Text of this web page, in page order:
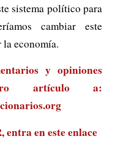
sistema político para
cambiar este
economía.
y opiniones
artículo a:
entra eneste enlace